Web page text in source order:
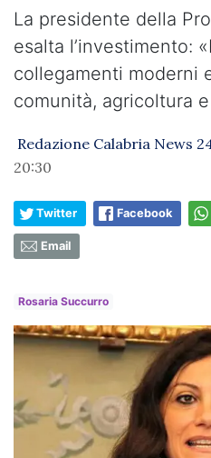
La presidente della
esalta l’investimento:
collegamenti moderni
comunità, agricoltura
Redazione Calabria News
20:30
Twitter Facebook
Email
Rosaria Succurro